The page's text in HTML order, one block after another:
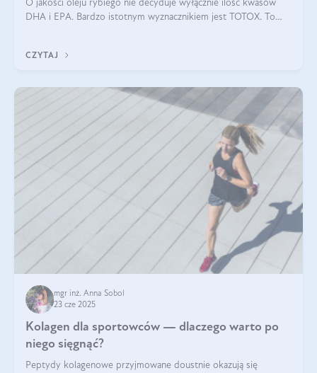
O jakości oleju rybiego nie decyduje wyłącznie ilość kwasów
DHA i EPA. Bardzo istotnym wyznacznikiem jest TOTOX. To
CZYTAJ
mgr inż. Anna Sobol
23 cze 2025
Kolagen dla sportowców — dlaczego warto po
niego sięgnąć?
Peptydy kolagenowe przyjmowane doustnie okazują się